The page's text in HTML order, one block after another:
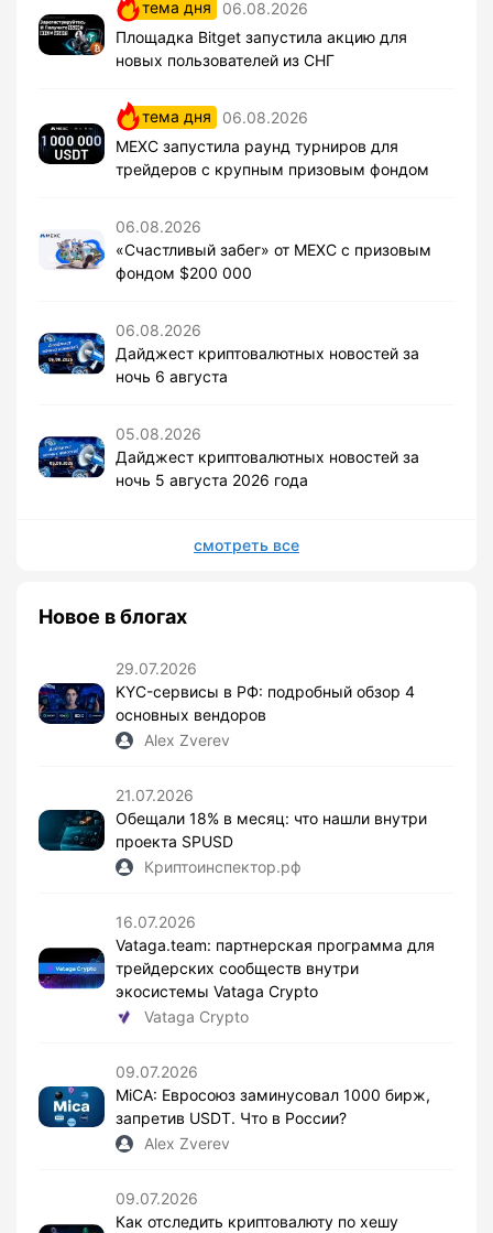
тема дня
06.08.2026
Площадка Bitget запустила акцию для
новых пользователей из СНГ
тема дня
06.08.2026
MEXC запустила раунд турниров для
трейдеров с крупным призовым фондом
06.08.2026
«Счастливый забег» от MEXC с призовым
фондом $200 000
06.08.2026
Дайджест криптовалютных новостей за
ночь 6 августа
05.08.2026
Дайджест криптовалютных новостей за
ночь 5 августа 2026 года
смотреть все
Новое в блогах
29.07.2026
KYC-сервисы в РФ: подробный обзор 4
основных вендоров
Alex Zverev
21.07.2026
Обещали 18% в месяц: что нашли внутри
проекта SPUSD
Криптоинспектор.рф
16.07.2026
Vataga.team: партнерская программа для
трейдерских сообществ внутри
экосистемы Vataga Crypto
Vataga Crypto
09.07.2026
MiCA: Евросоюз заминусовал 1000 бирж,
запретив USDT. Что в России?
Alex Zverev
09.07.2026
Как отследить криптовалюту по хешу